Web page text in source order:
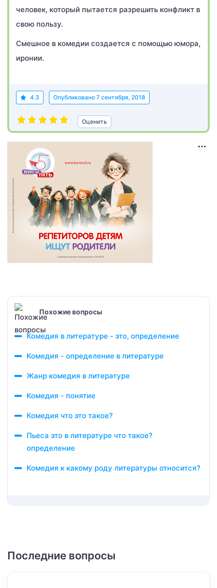
человек, который пытается разрешить конфликт в
свою пользу.
Смешное в комедии создается с помощью юмора,
иронии.
4.3 Опубликовано 7 сентября, 2018
Оценить
Похожие вопросы
Комедия в литературе - это, определение
Комедия - определение в литературе
Жанр комедия в литературе
Комедия - понятие
Комедия что это такое?
Пьеса это в литературе что такое?
определение
Комедия к какому роду литературы относится?
Последние вопросы